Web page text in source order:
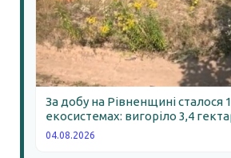
За добу на Рівненщині сталося
екосистемах: вигоріло 3,4
04.08.2026